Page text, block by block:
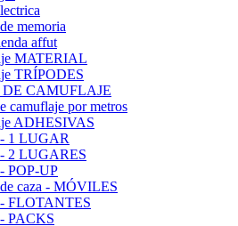
memoria
affut
MATERIAL
TRÍPODES
DE CAMUFLAJE
camuflaje por metros
ADHESIVAS
1 LUGAR
2 LUGARES
POP-UP
caza - MÓVILES
- FLOTANTES
PACKS